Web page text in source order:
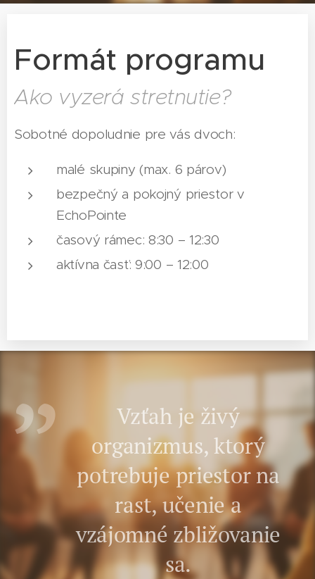
Formát programu
Ako vyzerá stretnutie?
Sobotné dopoludnie pre vás dvoch:
malé skupiny (max. 6 párov)
bezpečný a pokojný priestor v
EchoPointe
časový rámec: 8:30 – 12:30
aktívna časť: 9:00 – 12:00
Vzťah je živý
organizmus, ktorý
potrebuje priestor na
rast, učenie a
vzájomné zbližovanie
sa.